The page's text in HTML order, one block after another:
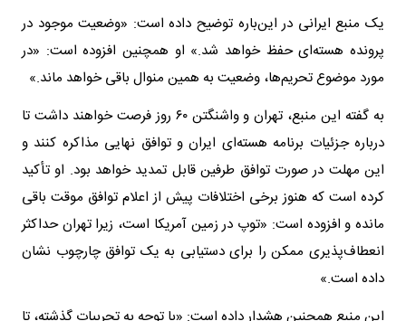
یک منبع ایرانی در این‌باره توضیح داده است: «وضعیت موجود در
پرونده هسته‌ای حفظ خواهد شد.» او همچنین افزوده است: «در
مورد موضوع تحریم‌ها، وضعیت به همین منوال باقی خواهد ماند.»
به گفته این منبع، تهران و واشنگتن ۶۰ روز فرصت خواهند داشت تا
درباره جزئیات برنامه هسته‌ای ایران و توافق نهایی مذاکره کنند و
این مهلت در صورت توافق طرفین قابل تمدید خواهد بود. او تأکید
کرده است که هنوز برخی اختلافات پیش از اعلام توافق موقت باقی
مانده و افزوده است: «توپ در زمین آمریکا است، زیرا تهران حداکثر
انعطاف‌پذیری ممکن را برای دستیابی به یک توافق چارچوب نشان
داده است.»